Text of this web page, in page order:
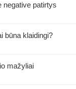
negative patirtys
būna klaidingi?
mažyliai